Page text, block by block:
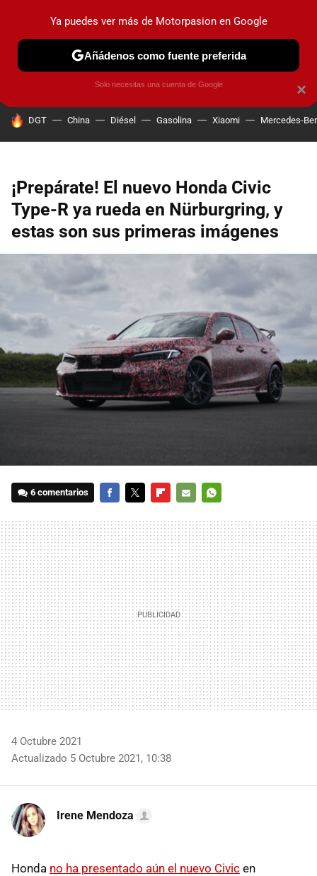
PRUEBAS COCHES ELÉCTRICOS OBSERVATORIO
HOY SE HABLA DE
DGT China Diésel Gasolina Xiaomi Mercedes-
¡Prepárate! El nuevo Honda Civic
Type-R ya rueda en Nürburgring, y
estas son sus primeras imágenes
6 comentarios
MAIL
4 Octubre 2021
Actualizado 5 Octubre 2021, 10:38
Irene Mendoza
Honda no ha presentado aún el nuevo Civic en
×
Ya puedes ver más de Motorpasion en Google
Añádenos como fuente preferida
Solo necesitas una cuenta de Google